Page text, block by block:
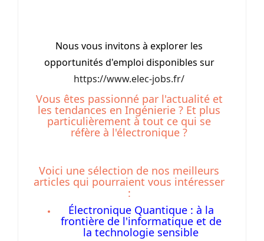
Nous vous invitons à explorer les
opportunités d'emploi disponibles sur
https://www.elec-jobs.fr/
Vous êtes passionné par l'actualité et
les tendances en Ingénierie ? Et plus
particulièrement à tout ce qui se
réfère à l'électronique ?
Voici une sélection de nos meilleurs
articles qui pourraient vous intéresser
:
Électronique Quantique : à la
frontière de l'informatique et de
la technologie sensible